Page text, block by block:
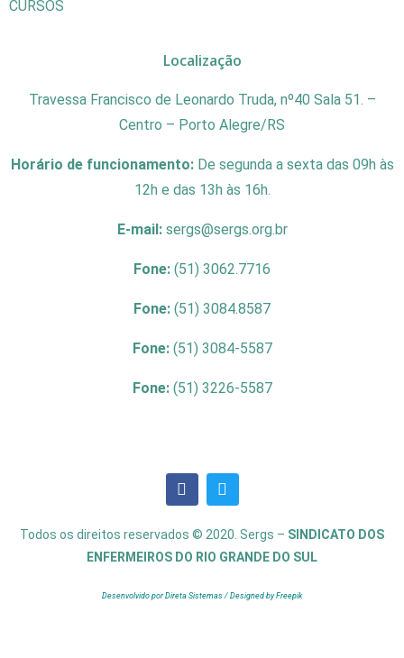
CURSOS
Localização
Travessa Francisco de Leonardo Truda, nº40 Sala 51. –
Centro – Porto Alegre/RS
Horário de funcionamento: De segunda a sexta das 09h às
12h e das 13h às 16h.
E-mail: sergs@sergs.org.br
Fone: (51) 3062.7716
Fone: (51) 3084.8587
Fone: (51) 3084-5587
Fone: (51) 3226-5587
Todos os direitos reservados © 2020. Sergs – SINDICATO DOS
ENFERMEIROS DO RIO GRANDE DO SUL
Desenvolvido por Direta Sistemas / Designed by Freepik